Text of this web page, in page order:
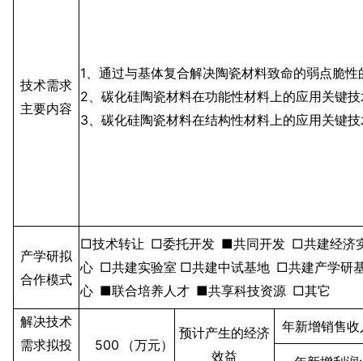
技术需求
主要内容
1、通过与基体复合解决陶瓷材料致命的弱点脆
2、碳化硅陶瓷材料在功能性材料上的应用关键
3、碳化硅陶瓷材料在结构性材料上的应用关键
产学研拟
合作模式
□技术转让 □委托开发 ■共同开发 □共建经济
心 □共建实验室 □共建中试基地 □共建产学研
心 ■联合培养人才 ■共享科技资源 □其它
解决技术
需求拟投
500 （万元）
预计产生的经济
效益
年新增销售收